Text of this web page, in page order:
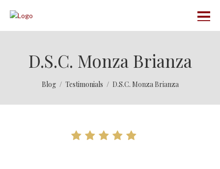
D.S.C. Monza Brianza
Blog Testimonials D.S.C. Monza Brianza